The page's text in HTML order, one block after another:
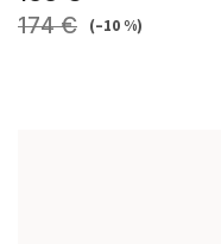
174 € (–10 %)